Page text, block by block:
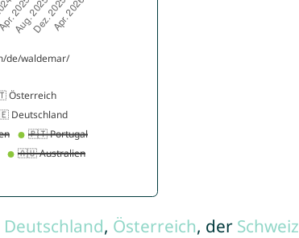
Deutschland, Österreich, der Schweiz